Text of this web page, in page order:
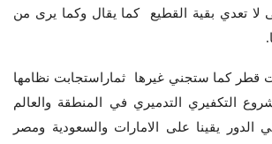
لا تعدي بقية القطيع كما يقال وكما يرى من
قطر كما ستجني غيرها ثماراستجابت نظامها
التكفيري التدميري في المنطقة والعالم
الدور يقينا على الامارات والسعودية ومصر